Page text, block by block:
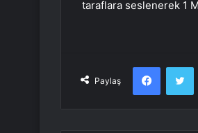
taraflara seslenerek 1
Paylaş